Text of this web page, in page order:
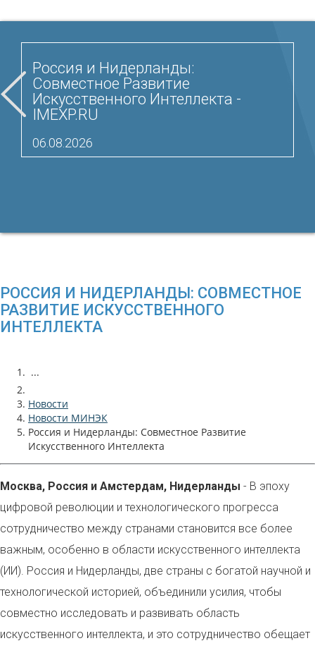
Россия и Нидерланды:
Совместное Развитие
Искусственного Интеллекта -
IMEXP.RU
06.08.2026
РОССИЯ И НИДЕРЛАНДЫ: СОВМЕСТНОЕ
РАЗВИТИЕ ИСКУССТВЕННОГО
ИНТЕЛЛЕКТА
...
Новости
Новости МИНЭК
Россия и Нидерланды: Совместное Развитие
Искусственного Интеллекта
Москва, Россия и Амстердам, Нидерланды - В эпоху
цифровой революции и технологического прогресса
сотрудничество между странами становится все более
важным, особенно в области искусственного интеллекта
(ИИ). Россия и Нидерланды, две страны с богатой научной и
технологической историей, объединили усилия, чтобы
совместно исследовать и развивать область
искусственного интеллекта, и это сотрудничество обещает